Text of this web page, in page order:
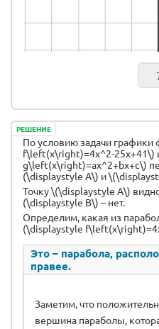
РЕШЕНИЕ
По условию задачи
f\left(x\right)=4x^2-25x+41\)
g\left(x\right)=ax^2+bx+c\)
(\displaystyle A\) и
Точку \(\displaystyle A\)
(\displaystyle B\) – нет.
Определим, какая из
(\displaystyle
Это – парабола,
правее.
Заметим, что
вершина параболы,